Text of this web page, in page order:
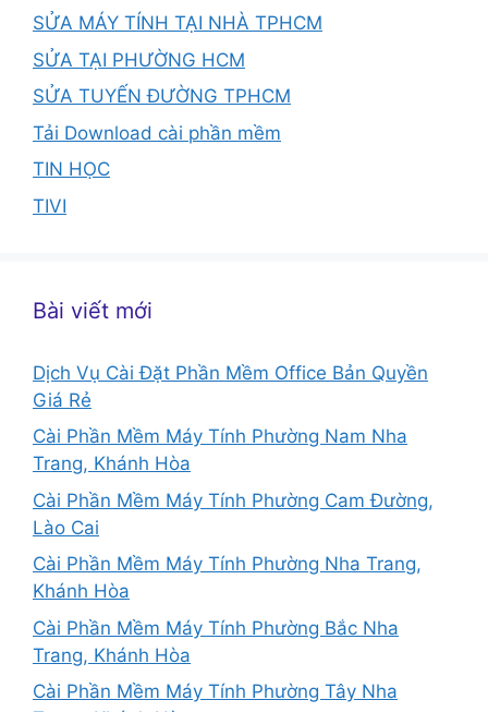
SỬA MÁY TÍNH TẠI NHÀ TPHCM
SỬA TẠI PHƯỜNG HCM
SỬA TUYẾN ĐƯỜNG TPHCM
Tải Download cài phần mềm
TIN HỌC
TIVI
Bài viết mới
Dịch Vụ Cài Đặt Phần Mềm Office Bản Quyền
Giá Rẻ
Cài Phần Mềm Máy Tính Phường Nam Nha
Trang, Khánh Hòa
Cài Phần Mềm Máy Tính Phường Cam Đường,
Lào Cai
Cài Phần Mềm Máy Tính Phường Nha Trang,
Khánh Hòa
Cài Phần Mềm Máy Tính Phường Bắc Nha
Trang, Khánh Hòa
Cài Phần Mềm Máy Tính Phường Tây Nha